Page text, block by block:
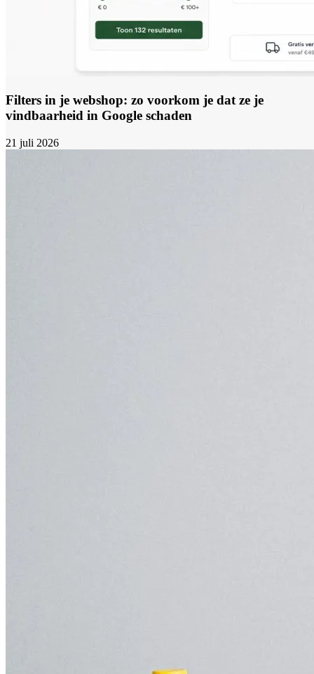
Filters in je webshop: zo voorkom je dat ze je
vindbaarheid in Google schaden
21 juli 2026